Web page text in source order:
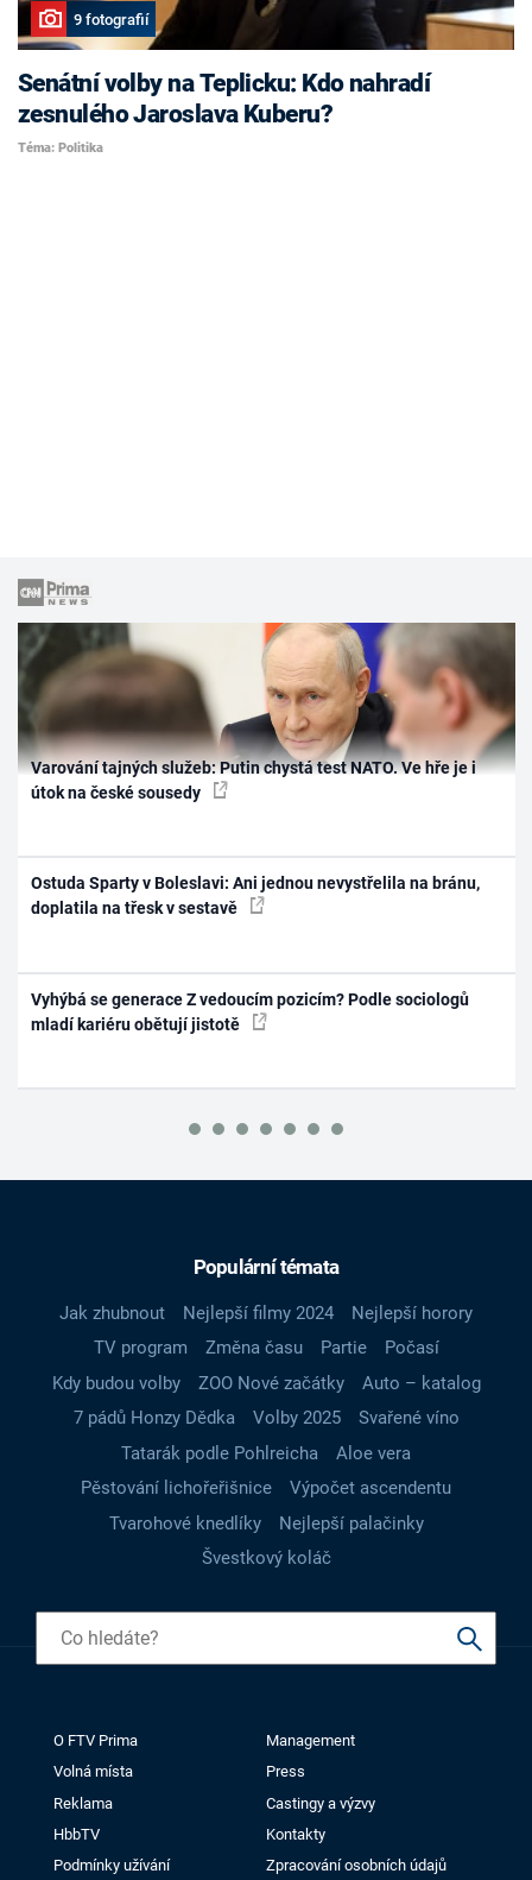
9 fotografií
Senátní volby na Teplicku: Kdo nahradí
zesnulého Jaroslava Kuberu?
Téma: Politika
Varování tajných služeb: Putin chystá test NATO. Ve hře je i
útok na české sousedy
Ostuda Sparty v Boleslavi: Ani jednou nevystřelila na bránu,
doplatila na třesk v sestavě
Vyhýbá se generace Z vedoucím pozicím? Podle sociologů
mladí kariéru obětují jistotě
Populární témata
Jak zhubnout Nejlepší filmy 2024
Nejlepší horory
TV program
Změna času Partie
Počasí
Kdy budou volby
ZOO Nové začátky
Auto – katalog
7 pádů Honzy Dědka
Volby 2025
Svařené víno
Tatarák podle Pohlreicha
Aloe vera
Pěstování lichořeřišnice
Výpočet ascendentu
Tvarohové knedlíky
Nejlepší palačinky
Švestkový koláč
O FTV Prima
Management
Volná místa
Press
Reklama
Castingy a výzvy
HbbTV
Kontakty
Podmínky užívání
Zpracování osobních údajů